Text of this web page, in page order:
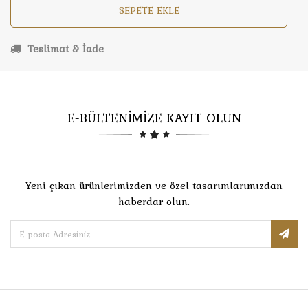
SEPETE EKLE
Teslimat & İade
E-BÜLTENİMİZE KAYIT OLUN
Yeni çıkan ürünlerimizden ve özel tasarımlarımızdan
haberdar olun.